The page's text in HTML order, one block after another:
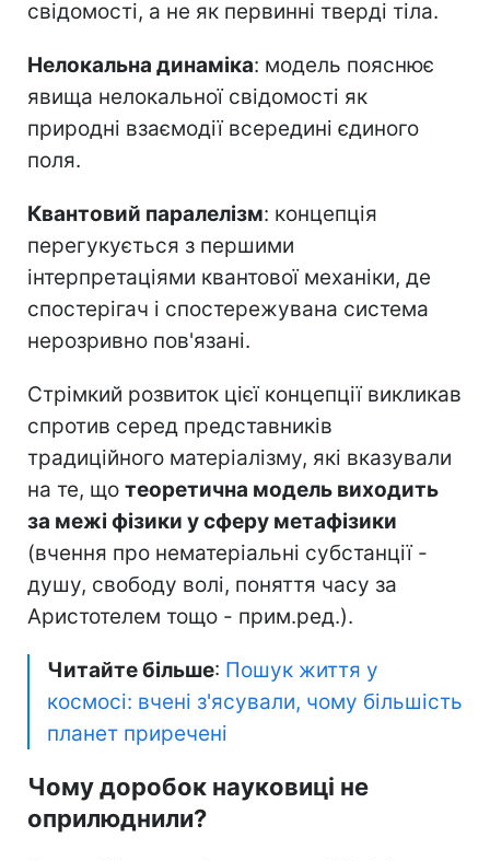
свідомості, а не як первинні тверді тіла.
Нелокальна динаміка: модель пояснює
явища нелокальної свідомості як
природні взаємодії всередині єдиного
поля.
Квантовий паралелізм: концепція
перегукується з першими
інтерпретаціями квантової механіки, де
спостерігач і спостережувана система
нерозривно пов'язані.
Стрімкий розвиток цієї концепції викликав
спротив серед представників
традиційного матеріалізму, які вказували
на те, що теоретична модель виходить
за межі фізики у сферу метафізики
(вчення про нематеріальні субстанції -
душу, свободу волі, поняття часу за
Аристотелем тощо - прим.ред.).
Читайте більше: Пошук життя у
космосі: вчені з'ясували, чому більшість
планет приречені
Чому доробок науковиці не
оприлюднили?